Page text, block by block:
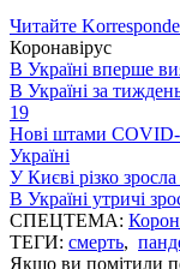
Читайте
Коронавірус
В Україні вперше
В Україні за
19
Нові штами COVID-
Україні
У Києві різко
В Україні утричі
СПЕЦТЕМА:
ТЕГИ: смерть,
Якщо ви помітили